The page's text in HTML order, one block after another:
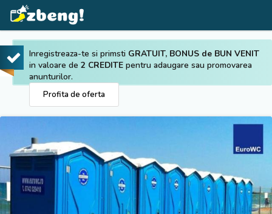
Inregistreaza-te si primsti GRATUIT, BONUS de BUN VENIT
in valoare de 2 CREDITE pentru adaugare sau promovarea
anunturilor.
Profita de oferta